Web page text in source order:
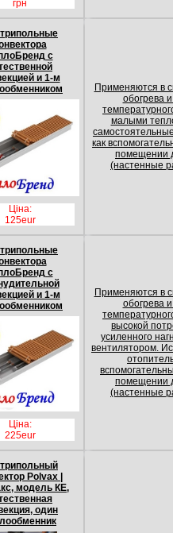
грн
с
и 1-м
Ціна:
125eur
Применяются в
обогрева
малыми
как
помещении
(настенные
с
и 1-м
Ціна:
225eur
Применяются в
обогрева
высокой
усиленного
вентилятором.
помещении
(настенные
Polvax |
модель КЕ,
один